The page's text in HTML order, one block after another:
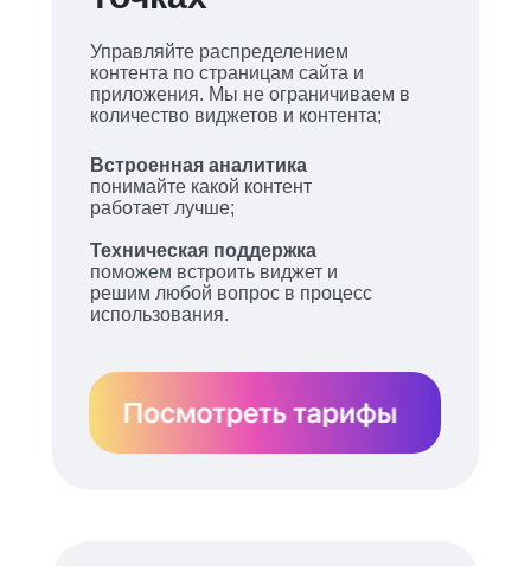
Управляйте распределением
контента по страницам сайта и
приложения. Мы не ограничиваем в
количество виджетов и контента;
Встроенная аналитика
понимайте какой контент
работает лучше;
Техническая поддержка
поможем встроить виджет и
решим любой вопрос в процесс
использования.
Активируйте